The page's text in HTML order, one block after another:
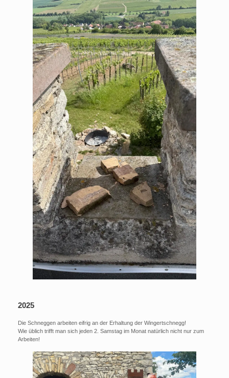
2025
Die Schneggen arbeiten eifrig an der Erhaltung der Wingertschnegg!
Wie üblich trifft man sich jeden 2. Samstag im Monat natürlich nicht nur zum
Arbeiten!